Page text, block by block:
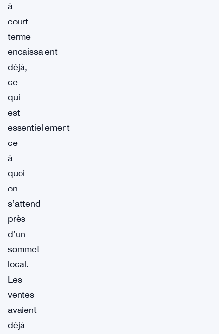
à
court
terme
encaissaient
déjà,
ce
qui
est
essentiellement
ce
à
quoi
on
s’attend
près
d’un
sommet
local.
Les
ventes
avaient
déjà